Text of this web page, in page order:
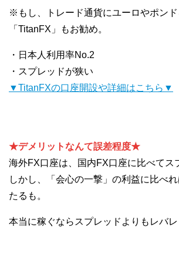
※もし、トレード通貨にユーロやポン
「TitanFX」もお勧め。
・日本人利用率No.2
・スプレッドが狭い
▼TitanFXの口座開設や詳細はこちら▼
★デメリットなんて誤差程度★
海外FX口座は、国内FX口座に比べて
しかし、「会心の一撃」の利益に比べ
たるも。
本当に稼ぐならスプレッドよりもレバレ